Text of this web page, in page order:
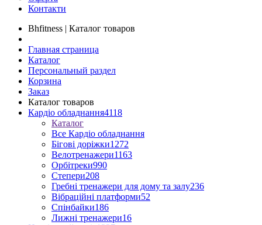
Контакти
Bhfitness | Каталог товаров
Главная страница
Каталог
Персональный раздел
Корзина
Заказ
Каталог товаров
Кардіо обладнання4118
Каталог
Все Кардіо обладнання
Бігові доріжки1272
Велотренажери1163
Орбітреки990
Степери208
Гребні тренажери для дому та залу236
Вібраційні платформи52
Спінбайки186
Лижні тренажери16